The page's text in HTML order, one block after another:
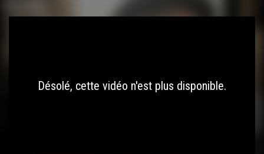
Désolé, cette vidéo n'est plus disponible.